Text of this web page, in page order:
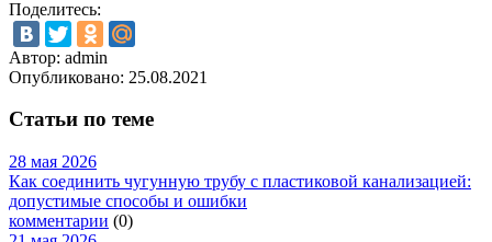
Поделитесь:
Автор: admin
Опубликовано: 25.08.2021
Статьи по теме
28 мая 2026
Как соединить чугунную трубу с пластиковой канализацией:
допустимые способы и ошибки
комментарии (0)